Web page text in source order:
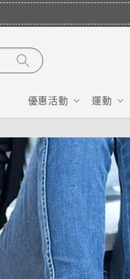
優惠活動 運動